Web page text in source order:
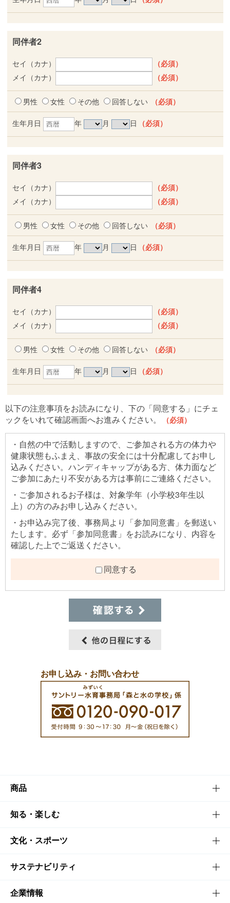
同伴者2
セイ（カナ）
（必須）
メイ（カナ）
（必須）
男性 女性 その他 回答しない （必須）
生年月日 年 月 日 （必須）
同伴者3
セイ（カナ）
（必須）
メイ（カナ）
（必須）
男性 女性 その他 回答しない （必須）
生年月日 年 月 日 （必須）
同伴者4
セイ（カナ）
（必須）
メイ（カナ）
（必須）
男性 女性 その他 回答しない （必須）
生年月日 年 月 日 （必須）
以下の注意事項をお読みになり、下の「同意する」にチェ
ックをいれて確認画面へお進みください。
（必須）
・自然の中で活動しますので、ご参加される方の体力や
健康状態もふまえ、事故の安全には十分配慮してお申し
込みください。ハンディキャップがある方、体力面など
ご参加にあたり不安がある方は事前にご連絡ください。
・ご参加されるお子様は、対象学年（小学校3年生以
上）の方のみお申し込みください。
・お申込み完了後、事務局より「参加同意書」を郵送い
たします。必ず「参加同意書」をお読みになり、内容を
確認した上でご返送ください。
同意する
お申し込み・お問い合わせ
商品
商品TOP
商品一覧
商品発売情報
栄養成分一覧
知る・楽しむ
知る・楽しむTOP
キャンペーン
工場見学
文化・スポーツ
文化・スポーツTOP
サントリーホール
サステナビリティ
サステナビリティTOP
企業情報